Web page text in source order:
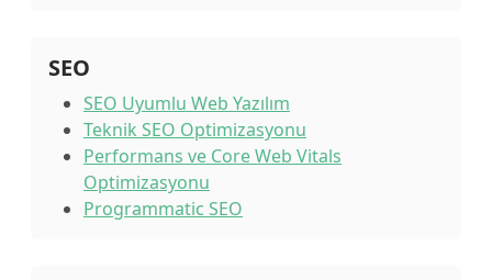
SEO
SEO Uyumlu Web Yazılım
Teknik SEO Optimizasyonu
Performans ve Core Web Vitals
Optimizasyonu
Programmatic SEO